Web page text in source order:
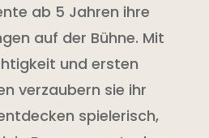
ab 5 Jahren ihre
auf der Bühne. Mit
und ersten
verzaubern sie ihr
spielerisch,